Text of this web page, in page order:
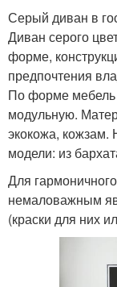
Серый диван в
Диван серого
форме,
предпочтения
По форме мебель
модульную.
экокожа, кожзам.
модели: из
Для
немаловажным
(краски для них